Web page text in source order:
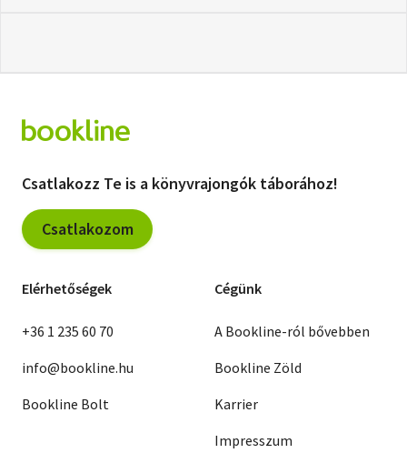
Csatlakozz Te is a könyvrajongók táborához!
Csatlakozom
Elérhetőségek
+36 1 235 60 70
info@bookline.hu
Bookline Bolt
Cégünk
A Bookline-ról bővebben
Bookline Zöld
Karrier
Impresszum